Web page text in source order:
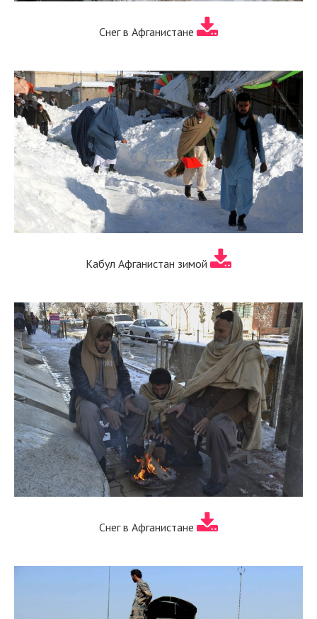
Снег в Афганистане
Кабул Афганистан зимой
Снег в Афганистане